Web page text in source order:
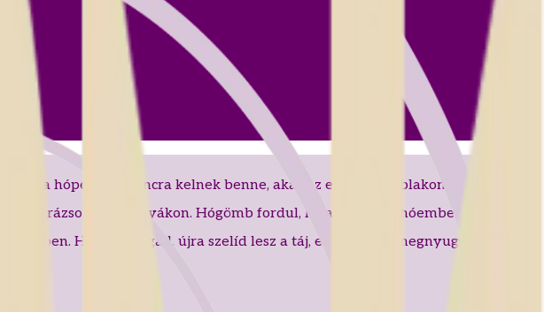
a hópelyhek táncra kelnek benne, akár az emlékek. Ablakon túl hó csillan,
varázsolnak a pályákon. Hógömb fordul, kalappal int a hóember, és rám
Hóesés megáll, újra szelíd lesz a táj, erdő mélye megnyugszik s csupa